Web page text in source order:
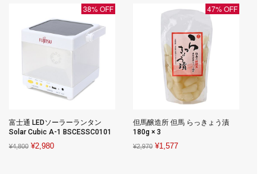
38% OFF
富士通 LEDソーラーランタン
Solar Cubic A-1 BSCESSC0101
¥4,800 Original
¥2,980Current
47% OFF
但馬醸造所 但馬 らっきょう漬
180g × 3
¥2,970 Original
¥1,577Current